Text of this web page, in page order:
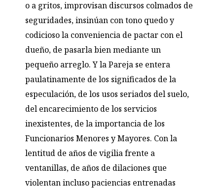
o a gritos, improvisan discursos colmados de
seguridades, insinúan con tono quedo y
codicioso la conveniencia de pactar con el
dueño, de pasarla bien mediante un
pequeño arreglo. Y la Pareja se entera
paulatinamente de los significados de la
especulación, de los usos seriados del suelo,
del encarecimiento de los servicios
inexistentes, de la importancia de los
Funcionarios Menores y Mayores. Con la
lentitud de años de vigilia frente a
ventanillas, de años de dilaciones que
violentan incluso paciencias entrenadas